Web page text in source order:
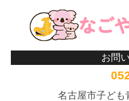
お問
名古屋市子ども